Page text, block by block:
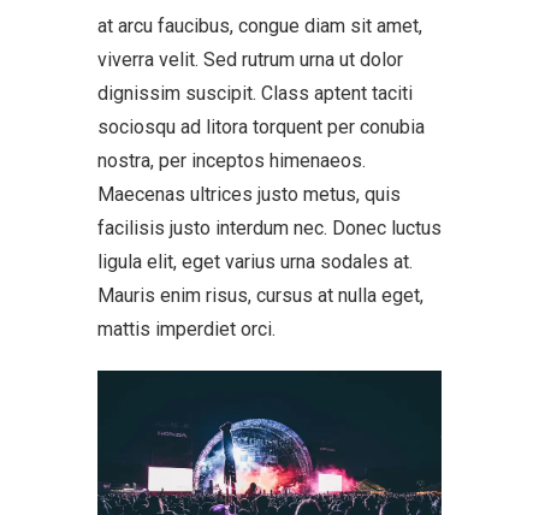
at arcu faucibus, congue diam sit amet,
viverra velit. Sed rutrum urna ut dolor
dignissim suscipit. Class aptent taciti
sociosqu ad litora torquent per conubia
nostra, per inceptos himenaeos.
Maecenas ultrices justo metus, quis
facilisis justo interdum nec. Donec luctus
ligula elit, eget varius urna sodales at.
Mauris enim risus, cursus at nulla eget,
mattis imperdiet orci.